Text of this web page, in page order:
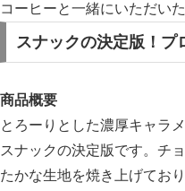
コーヒーと一緒にいただい
スナックの決定版！プ
商品概要
とろーりとした濃厚キャラ
スナックの決定版です。チ
たかな生地を焼き上げてお